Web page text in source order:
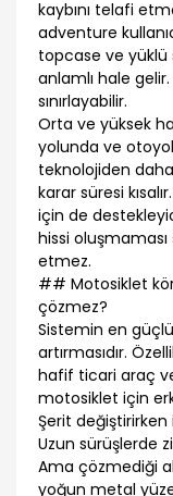
kaybını telafi
adventure
topcase ve yüklü
anlamlı hale
sınırlayabilir.
Orta ve yüksek
yolunda ve
teknolojiden
karar süresi
için de
hissi
etmez.
## Motosiklet
çözmez?
Sistemin en güçlü
artırmasıdır.
hafif ticari araç
motosiklet için
Şerit
Uzun sürüşlerde
Ama çözmediği
yoğun metal